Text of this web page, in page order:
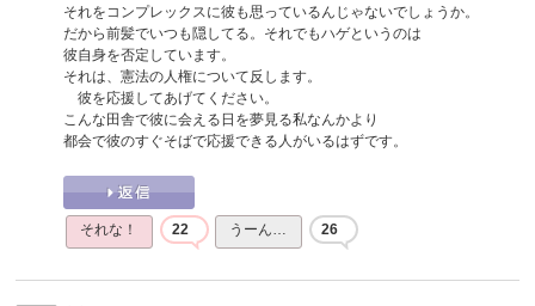
それをコンプレックスに彼も思っているんじゃないでしょうか。
だから前髪でいつも隠してる。それでもハゲというのは
彼自身を否定しています。
それは、憲法の人権について反します。
彼を応援してあげてください。
こんな田舎で彼に会える日を夢見る私なんかより
都会で彼のすぐそばで応援できる人がいるはずです。
それな！ 22 うーん… 26